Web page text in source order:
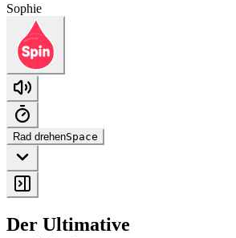
Sophie
Rad drehenSpace
Der Ultimative